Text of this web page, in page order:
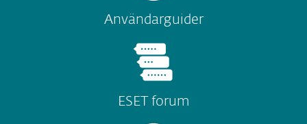
Användarguider
ESET forum